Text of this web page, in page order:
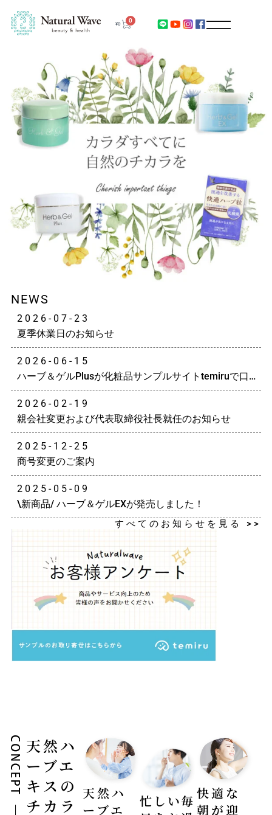
¥0
0
NEWS
2026-07-23
夏季休業日のお知らせ
2026-06-15
ハーブ＆ゲルPlusが化粧品サンプルサイトtemiruで口コ
ミランキング月間1位獲得しました！
2026-02-19
親会社変更および代表取締役社長就任のお知らせ
2025-12-25
商号変更のご案内
2025-05-09
\新商品/ ハーブ＆ゲルEXが発売しました！
すべてのお知らせを見る >>
天然ハ
ーブエ
キスの
チカラ
天然ハ
ーブエ
忙しい毎 快適な
朝が迎